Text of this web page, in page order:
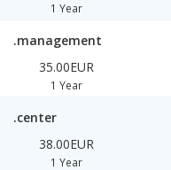
1 Year
.management
35.00EUR
1 Year
.center
38.00EUR
1 Year